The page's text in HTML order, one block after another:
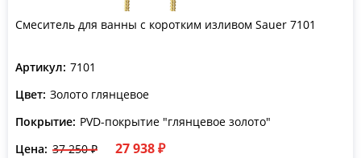
Смеситель для ванны с коротким изливом Sauer 7101
Артикул: 7101
Цвет: Золото глянцевое
Покрытие: PVD-покрытие "глянцевое золото"
Цена: 37 250 ₽ 27 938 ₽